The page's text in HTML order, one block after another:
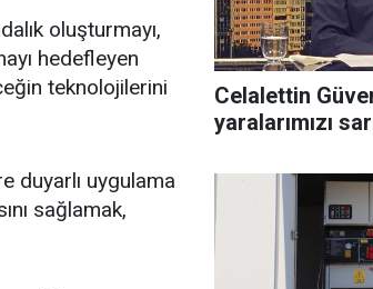
oluşturmayı,
hedefleyen
teknolojilerini
duyarlı uygulama
sağlamak,
Celalettin
yaralarımızı